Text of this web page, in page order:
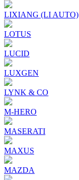
LIXIANG (LI AUTO)
LOTUS
LUCID
LUXGEN
LYNK & CO
M-HERO
MASERATI
MAXUS
MAZDA